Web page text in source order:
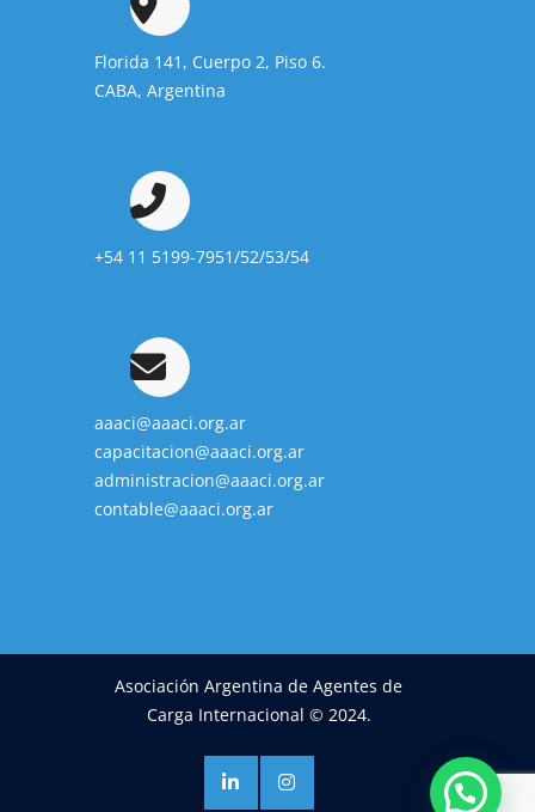
Florida 141, Cuerpo 2, Piso 6.
CABA, Argentina
+54 11 5199-7951/52/53/54
aaaci@aaaci.org.ar
capacitacion@aaaci.org.ar
administracion@aaaci.org.ar
contable@aaaci.org.ar
Asociación Argentina de Agentes de
Carga Internacional © 2024.